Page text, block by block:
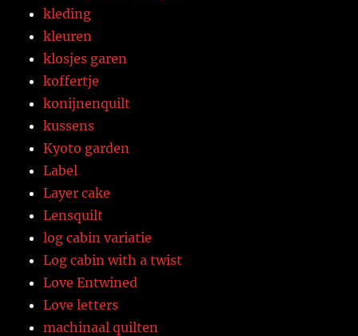
kleding
kleuren
klosjes garen
koffertje
konijnenquilt
kussens
Kyoto garden
Label
Layer cake
Lensquilt
log cabin variatie
Log cabin with a twist
Love Entwined
Love letters
machinaal quilten